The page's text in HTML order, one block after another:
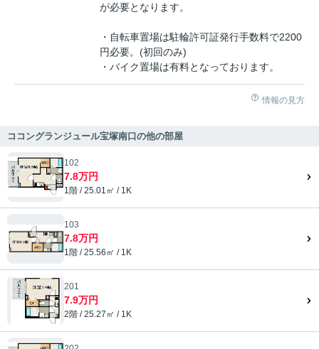
が必要となります。
・自転車置場は駐輪許可証発行手数料で2200
円必要。(初回のみ)
・バイク置場は有料となっております。
情報の見方
ココングランジュール宝塚南口の他の部屋
102
7.8万円
1階 / 25.01㎡ / 1K
103
7.8万円
1階 / 25.56㎡ / 1K
201
7.9万円
2階 / 25.27㎡ / 1K